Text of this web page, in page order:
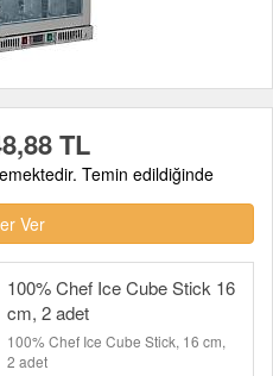
TL
Temin edildiğinde
Ver
100% Chef Ice Cube Stick 16
cm, 2 adet
100% Chef Ice Cube Stick, 16 cm,
2 adet